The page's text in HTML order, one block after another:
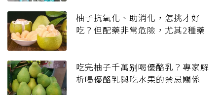
柚子抗氧化、助消化，怎挑才好
吃？但配藥非常危險，尤其2種藥
吃完柚子千萬别喝優酪乳？專家解
析喝優酪乳與吃水果的禁忌關係